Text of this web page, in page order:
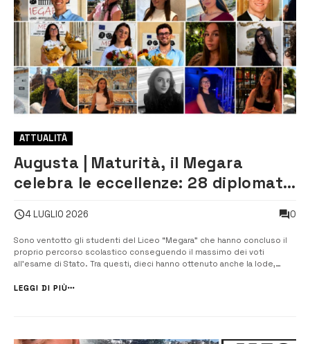
ATTUALITÀ
Augusta | Maturità, il Megara
celebra le eccellenze: 28 diplomati
lode
4 LUGLIO 2026 0
Sono ventotto gli studenti del Liceo “Megara” che hanno concluso il
proprio percorso scolastico conseguendo il massimo dei voti
all’esame di Stato. Tra questi, dieci hanno ottenuto anche la lode,
dell’istituto Il risultato coinvolge tutti gli ind...
LEGGI DI PIÙ